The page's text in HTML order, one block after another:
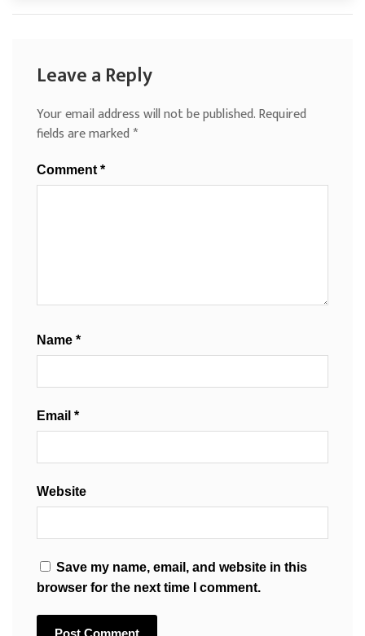
Leave a Reply
Your email address will not be published.Required
fields are marked*
Comment*
Name *
Email *
Website
Save my name, email, and website in this
browser for the next time I comment.